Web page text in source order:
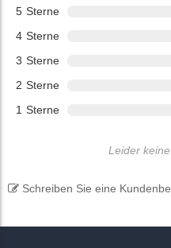
5 Sterne
4 Sterne
3 Sterne
2 Sterne
1 Sterne
Leider
Schreiben Sie eine